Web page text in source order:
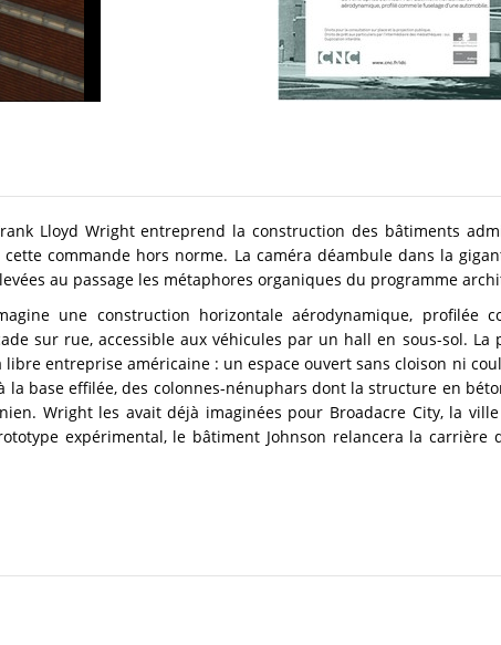
Lloyd Wright entreprend la construction des bâtiments
commande hors norme. La caméra déambule dans la
au passage les métaphores organiques du programme
une construction horizontale aérodynamique, profilée
sur rue, accessible aux véhicules par un hall en sous-sol. La
entreprise américaine : un espace ouvert sans cloison ni
la base effilée, des colonnes-nénuphars dont la structure en
Wright les avait déjà imaginées pour Broadacre City, la
expérimental, le bâtiment Johnson relancera la carrière